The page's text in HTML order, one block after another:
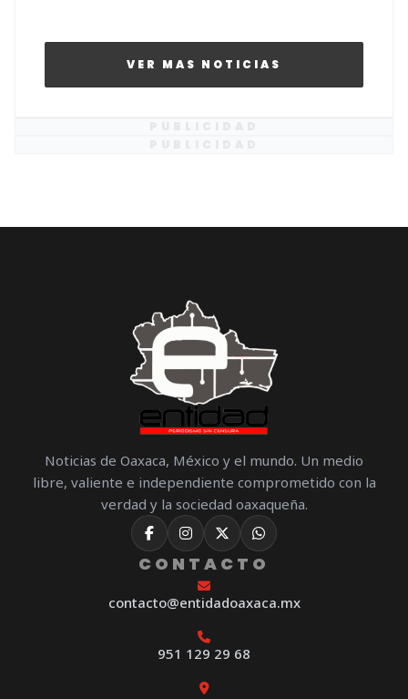
VER MAS NOTICIAS
Noticias de Oaxaca, México y el mundo. Un medio
libre, valiente e independiente comprometido con la
verdad y la sociedad oaxaqueña.
CONTACTO
contacto@entidadoaxaca.mx
951 129 29 68